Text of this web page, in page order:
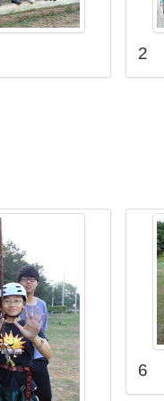
2
6